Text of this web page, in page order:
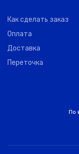
Как сделать заказ
Оплата
Доставка
Переточка
По